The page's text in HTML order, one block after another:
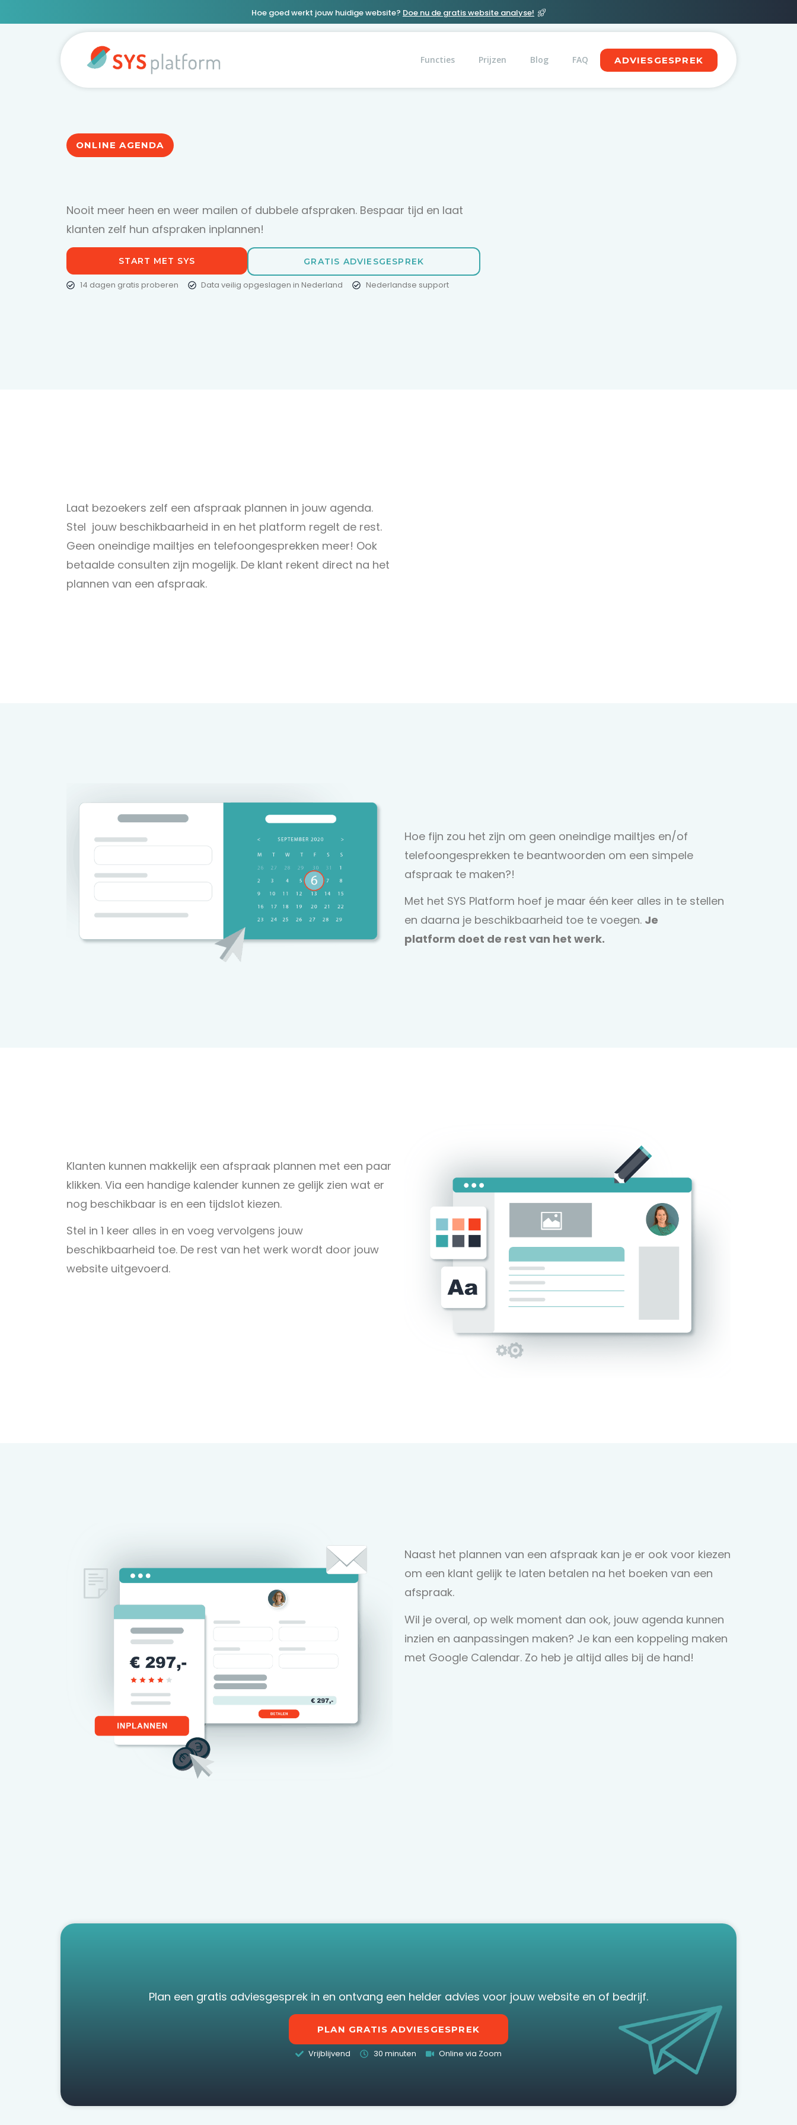
Hoe goed werkt jouw huidige website? Doe nu de gratis website analyse!
Functies Prijzen Blog FAQ ADVIESGESPREK
ONLINE AGENDA
Nooit meer heen en weer mailen of dubbele afspraken. Bespaar tijd en laat
klanten zelf hun afspraken inplannen!
START MET SYS GRATIS ADVIESGESPREK
14 dagen gratis proberen Data veilig opgeslagen in Nederland Nederlandse support
Laat bezoekers zelf een afspraak plannen in jouw agenda.
Stel jouw beschikbaarheid in en het platform regelt de rest.
Geen oneindige mailtjes en telefoongesprekken meer! Ook
betaalde consulten zijn mogelijk. De klant rekent direct na het
plannen van een afspraak.
Hoe fijn zou het zijn om geen oneindige mailtjes en/of
telefoongesprekken te beantwoorden om een simpele
afspraak te maken?!
Met het SYS Platform hoef je maar één keer alles in te stellen
en daarna je beschikbaarheid toe te voegen. Je
platform doet de rest van het werk.
Klanten kunnen makkelijk een afspraak plannen met een paar
klikken. Via een handige kalender kunnen ze gelijk zien wat er
nog beschikbaar is en een tijdslot kiezen.
Stel in 1 keer alles in en voeg vervolgens jouw
beschikbaarheid toe. De rest van het werk wordt door jouw
website uitgevoerd.
Naast het plannen van een afspraak kan je er ook voor kiezen
om een klant gelijk te laten betalen na het boeken van een
afspraak.
Wil je overal, op welk moment dan ook, jouw agenda kunnen
inzien en aanpassingen maken? Je kan een koppeling maken
met Google Calendar. Zo heb je altijd alles bij de hand!
Plan een gratis adviesgesprek in en ontvang een helder advies voor jouw website en of bedrijf.
PLAN GRATIS ADVIESGESPREK
Vrijblijvend 30 minuten Online via Zoom